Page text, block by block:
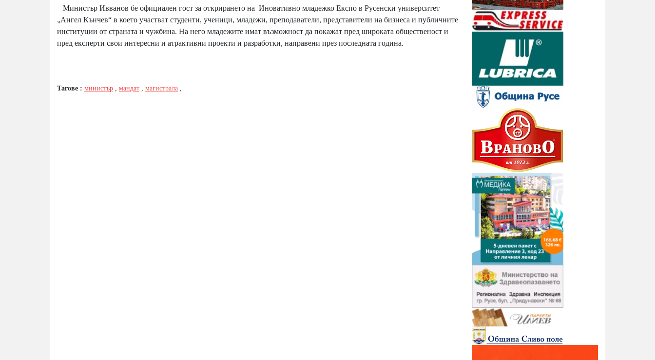
Министър Ивванов бе официален гост за открирането на Иновативно младежко Експо в Русенски университет
„Ангел Кънчев“ в което участват студенти, ученици, младежи, преподаватели, представители на бизнеса и публичните
институции от страната и чужбина. На него младежите имат възможност да покажат пред широката общественост и
пред експерти свои интересни и атрактивни проекти и разработки, направени през последната година.
Тагове : министър , мандат , магистрала ,